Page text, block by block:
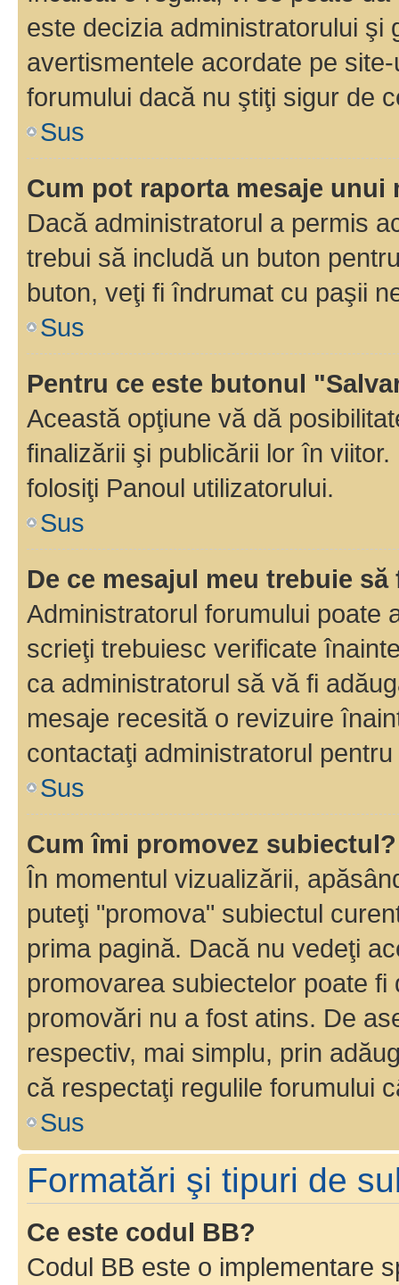
este decizia administratorului şi
avertismentele acordate pe
forumului dacă nu ştiţi sigur de
Sus
Cum pot raporta mesaje unui
Dacă administratorul a permis
trebui să includă un buton
buton, veţi fi îndrumat cu paşii
Sus
Pentru ce este butonul
Această opţiune vă dă
finalizării şi publicării lor în
folosiţi Panoul utilizatorului.
Sus
De ce mesajul meu trebuie
Administratorul forumului poate
scrieţi trebuiesc verificate
ca administratorul să vă fi
mesaje recesită o revizuire
contactaţi administratorul
Sus
Cum îmi promovez subiectul?
În momentul vizualizării,
puteţi "promova" subiectul
prima pagină. Dacă nu vedeţi
promovarea subiectelor poate
promovări nu a fost atins. De
respectiv, mai simplu, prin
că respectaţi regulile forumului
Sus
Formatări şi tipuri de
Ce este codul BB?
Codul BB este o implementare